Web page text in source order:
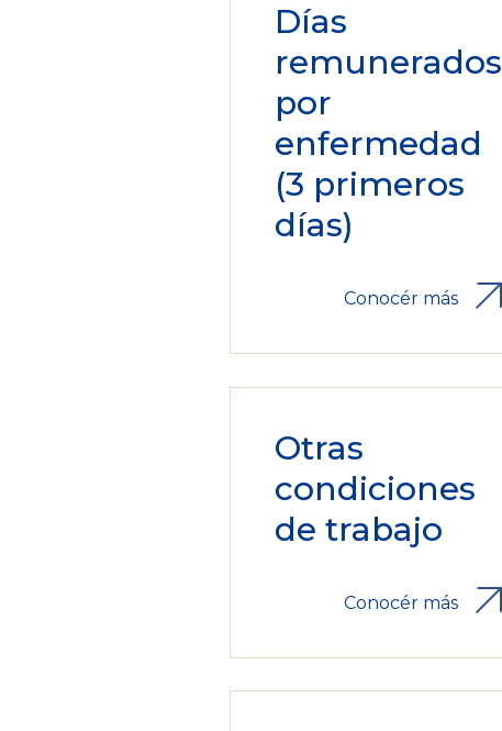
Días
remunerados
por
enfermedad
(3 primeros
días)
Conocér más
Otras
condiciones
de trabajo
Conocér más